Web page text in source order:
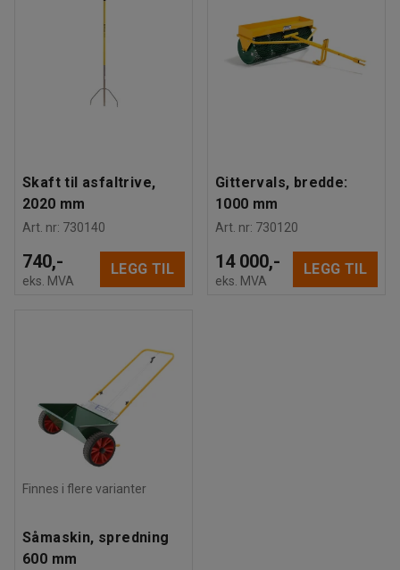
Skaft til asfaltrive,
2020 mm
Art. nr: 730140
740,-
eks. MVA
LEGG TIL
Gittervals, bredde:
1000 mm
Art. nr: 730120
14 000,-
eks. MVA
LEGG TIL
Finnes i flere varianter
Såmaskin, spredning
600 mm